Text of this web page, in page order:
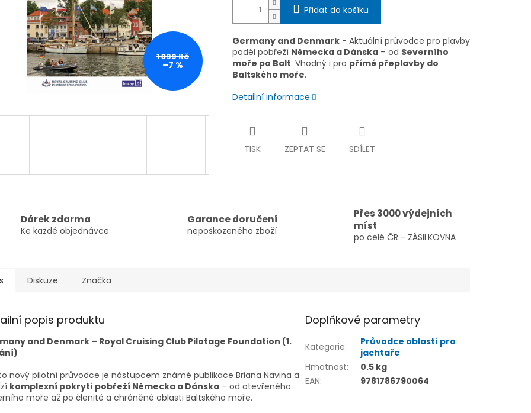
1 399 Kč
–7 %
Přidat do košíku
Germany and Denmark- Aktuální průvodce pro plavby
podél pobřeží Německa a Dánska– od Severního
moře po Balt. Vhodný i pro přímé přeplavby do
Baltského moře.
Detailní informace
TISK ZEPTAT SE SDÍLET
Dárek zdarma
Ke každé objednávce
Garance doručení
nepoškozeného zboží
Přes 3000 výdejních
míst
po celé ČR - ZÁSILKOVNA
Diskuze Značka
popis produktu
and Denmark – Royal Cruising Club Pilotage Foundation (1.
nový pilotní průvodce je nástupcem známé publikace Briana Navina a
komplexní pokrytí pobřeží Německa a Dánska – od otevřeného
moře až po členité a chráněné oblasti Baltského moře.
Doplňkové parametry
Kategorie:
Průvodce oblastí pro
jachtaře
Hmotnost:
0.5 kg
EAN: 9781786790064